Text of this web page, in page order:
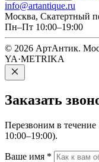
info@artantique.ru
Москва, Скатертный
Пн–Пт 10:00–19:00
© 2026 АртАнтик.
YA·METRIKA
Заказать
Перезвоним в
10:00–19:00).
Ваше имя *